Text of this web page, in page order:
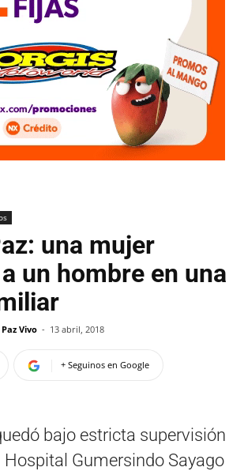
una mujer
un hombre en una
Vivo - 13 abril, 2018
+ Seguinos en Google
bajo estricta supervisión
Hospital Gumersindo Sayago